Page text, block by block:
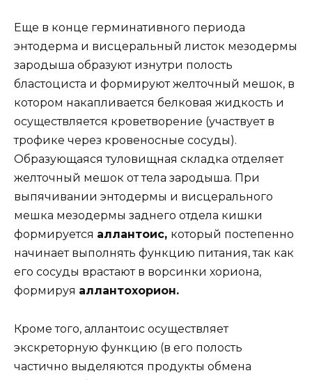
Еще в конце герминативного периода
энтодерма и висцеральный листок мезодермы
зародыша образуют изнутри полость
бластоциста и формируют желточный мешок, в
котором накапливается белковая жидкость и
осуществляется кроветворение (участвует в
трофике через кровеносные сосуды).
Образующаяся туловищная складка отделяет
желточный мешок от тела зародыша. При
выпячивании энтодермы и висцерального
мешка мезодермы заднего отдела кишки
формируется аллантоис, который постепенно
начинает выполнять функцию питания, так как
его сосуды врастают в ворсинки хориона,
формируя аллантохорион.
Кроме того, аллантоис осуществляет
экскреторную функцию (в его полость
частично выделяются продукты обмена